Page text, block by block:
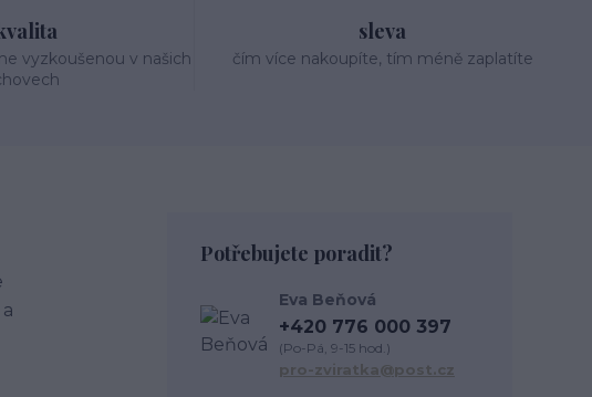
vyzkoušenou v našich
sleva
čím více nakoupíte, tím méně zaplatíte
Potřebujete poradit?
Eva Beňová
+420 776 000 397
(Po-Pá, 9-15 hod.)
pro-zviratka@post.cz